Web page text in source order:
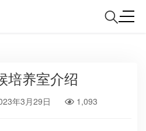
培养室介绍
年3月29日 1,093